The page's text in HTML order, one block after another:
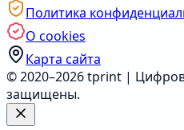
Политика
О cookies
Карта сайта
© 2020–2026 tprint |
защищены.